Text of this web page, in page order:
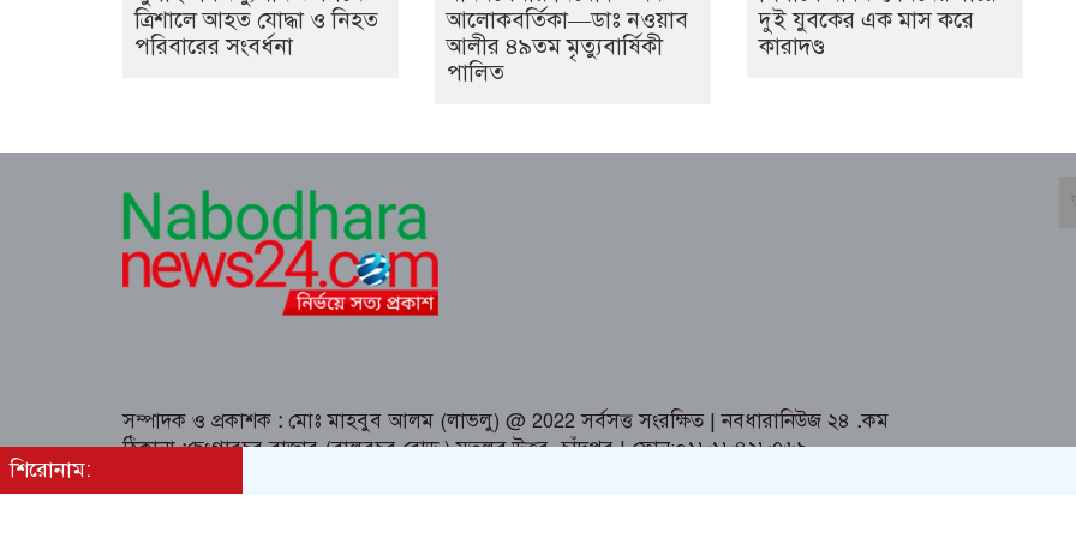
ত্রিশালে আহত যোদ্ধা ও নিহত
পরিবারের সংবর্ধনা
আলোকবর্তিকা—ডাঃ নওয়াব
আলীর ৪৯তম মৃত্যুবার্ষিকী
পালিত
দুই যুবকের এক মাস করে
কারাদণ্ড
সম্পাদক ও প্রকাশক : মোঃ মাহবুব আলম (লাভলু) @ 2022 সর্বসত্ত সংরক্ষিত | নবধারানিউজ ২৪ .কম
ঠিকানা:ছেংগারচর বাজার (বালুরচর রোড ) মতলব উত্তর ,চাঁদপুর | ফোন:০১৮১৮৪২৮৭৬৯,
শিরোনাম: